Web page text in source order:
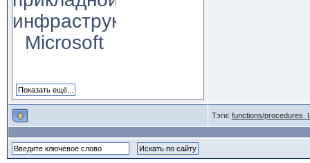
инфраструктуре
Microsoft
Тэги: functions/